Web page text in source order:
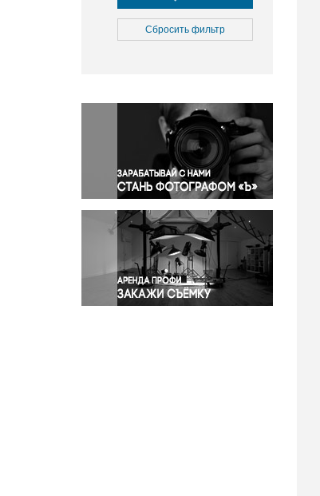
Культура
Медицина
Окружающая среда
Политика
Правосудие
Происшествия и конфликты
Религия
Светская жизнь
Спорт
Экология
Экономика и бизнес
Сбросить фильтр